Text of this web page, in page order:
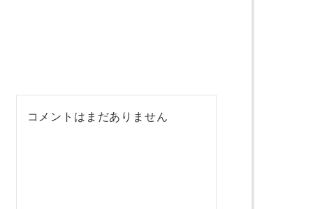
コメントはまだありません